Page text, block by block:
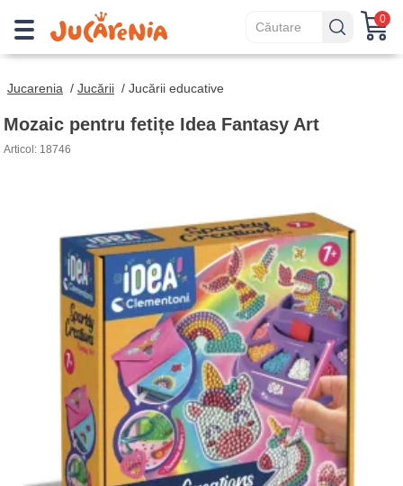
0
Jucarenia / Jucării / Jucării educative
Mozaic pentru fetițe Idea Fantasy Art
Articol: 18746